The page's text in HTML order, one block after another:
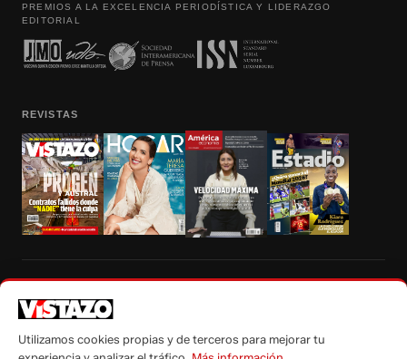
PREMIOS A LA EXCELENCIA PERIODÍSTICA Y LIDERAZGO
EDITORIAL
REVISTAS
autorización escrita de su titular, de todos los contenidos de Vistazo.com.
Utilizamos cookies propias y de terceros para mejorar tu